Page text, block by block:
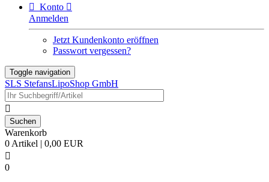
 Konto 
Anmelden
Jetzt Kundenkonto eröffnen
Passwort vergessen?
Toggle navigation
SLS StefansLipoShop GmbH

Warenkorb
0 Artikel | 0,00 EUR

0